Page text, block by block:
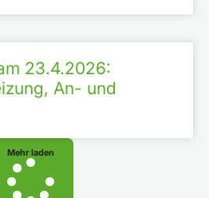
23.4.2026:
An- und
Mehr laden